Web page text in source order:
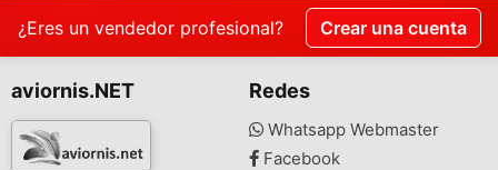
¿Eres un vendedor profesional? Crear una cuenta
aviornis.NET Redes
Whatsapp Webmaster
Facebook